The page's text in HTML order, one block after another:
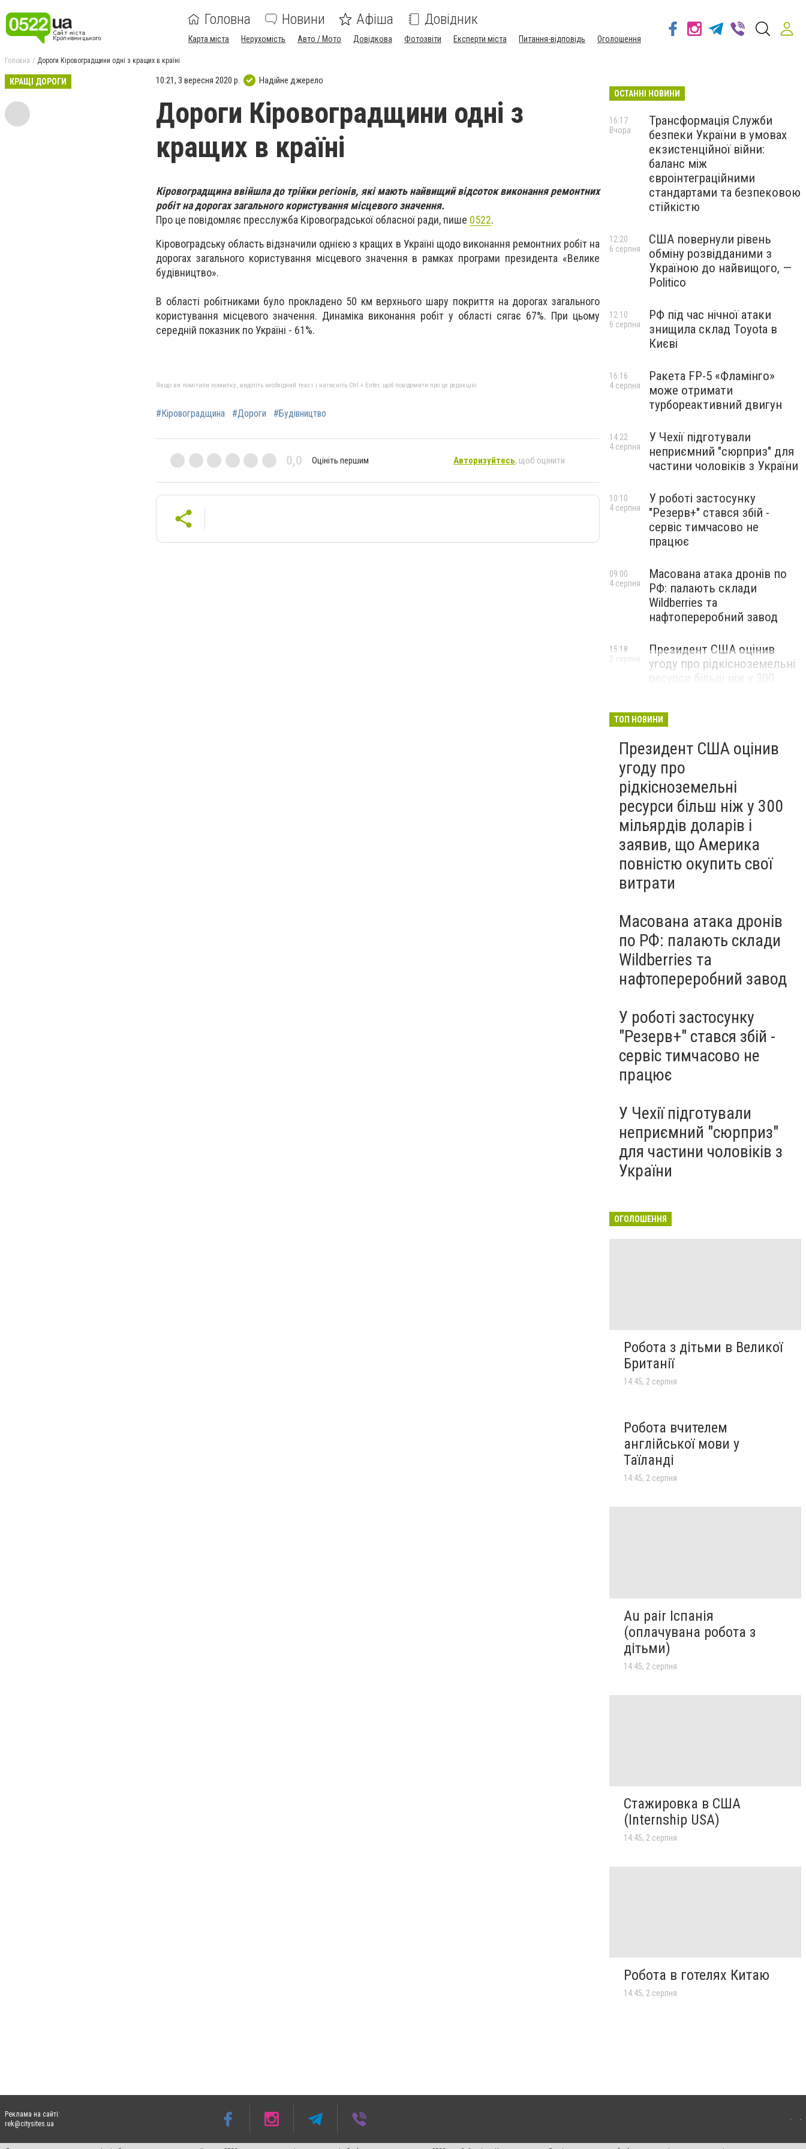
Головна Новини Афіша Довідник
Карта міста Нерухомість Авто / Мото Довідкова Фотозвіти Експерти міста Питання-відповідь Оголошення
Головна Дороги Кіровоградщини одні з кращих в країні
КРАЩІ ДОРОГИ 10:21, 3 вересня 2020 р. Надійне джерело
Дороги Кіровоградщини одні з
кращих в країні
Кіровоградщина ввійшла до трійки регіонів, які мають найвищий відсоток виконання ремонтних
робіт на дорогах загального користування місцевого значення.
Про це повідомляє пресслужба Кіровоградської обласної ради, пише 0522.
Кіровоградську область відзначили однією з кращих в Україні щодо виконання ремонтних робіт на
дорогах загального користування місцевого значення в рамках програми президента «Велике
будівництво».
В області робітниками було прокладено 50 км верхнього шару покриття на дорогах загального
користування місцевого значення. Динаміка виконання робіт у області сягає 67%. При цьому
середній показник по Україні - 61%.
Якщо ви помітили помилку, виділіть необхідний текст і натисніть Ctrl + Enter, щоб повідомити про це редакцію
#Кіровоградщина #Дороги #Будівництво
0,0 Оцініть першим Авторизуйтесь, щоб оцінити
ОСТАННІ НОВИНИ
Трансформація Служби
безпеки України в умовах
екзистенційної війни:
баланс між
євроінтеграційними
стандартами та безпековою
стійкістю
16:17
Вчора
США повернули рівень
обміну розвідданими з
Україною до найвищого, —
Politico
12:20
6 серпня
РФ під час нічної атаки
знищила склад Toyota в
Києві
12:10
6 серпня
Ракета FP-5 «Фламінго»
може отримати
турбореактивний двигун
16:16
4 серпня
У Чехії підготували
неприємний "сюрприз" для
частини чоловіків з України
14:22
4 серпня
У роботі застосунку
"Резерв+" стався збій -
сервіс тимчасово не
працює
10:10
4 серпня
Масована атака дронів по
РФ: палають склади
Wildberries та
нафтопереробний завод
09:00
4 серпня
Президент США оцінив
угоду про рідкісноземельні
ресурси більш ніж у 300
окупить свої витрати
15:18
2 серпня
ТОП НОВИНИ
Президент США оцінив
угоду про
рідкісноземельні
ресурси більш ніж у 300
мільярдів доларів і
заявив, що Америка
повністю окупить свої
витрати
Масована атака дронів
по РФ: палають склади
Wildberries та
нафтопереробний завод
У роботі застосунку
"Резерв+" стався збій -
сервіс тимчасово не
працює
У Чехії підготували
неприємний "сюрприз"
для частини чоловіків з
України
ОГОЛОШЕННЯ
Робота з дітьми в Великої
Британії
14:45, 2 серпня
Робота вчителем
англійської мови у
Таїланді
14:45, 2 серпня
Au pair Іспанія
(оплачувана робота з
дітьми)
14:45, 2 серпня
Стажировка в США
(Internship USA)
14:45, 2 серпня
Робота в готелях Китаю
14:45, 2 серпня
Реклама на сайті:
rek@citysites.ua